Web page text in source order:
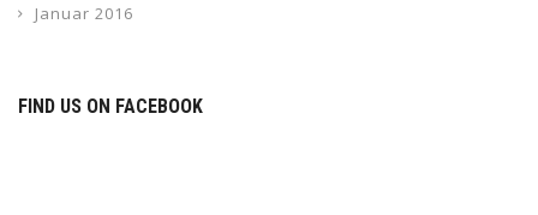
Januar 2016
FIND US ON FACEBOOK